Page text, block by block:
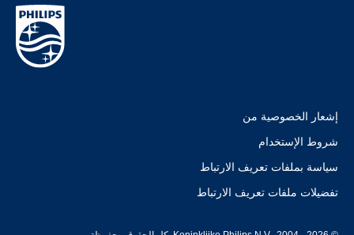
إشعار الخصوصية من
شروط الإستخدام
سياسة بملفات تعريف الارتباط
تفضيلات ملفات تعريف الارتباط